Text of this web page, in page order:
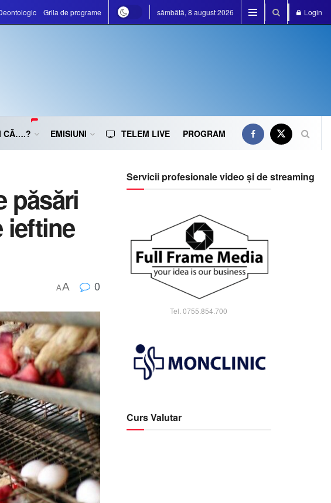
Grila de programe sâmbătă, 8 august 2026 Login
CĂ….? EMISIUNI TELEM LIVE PROGRAM
păsări
ieftine
AA 0
Servicii profesionale video și de streaming
Tel. 0755.854.700
Curs Valutar